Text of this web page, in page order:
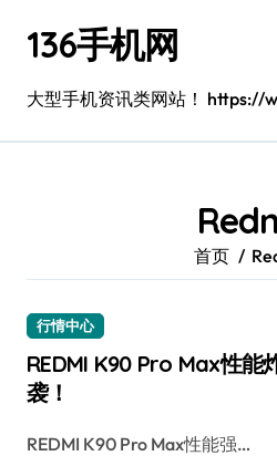
136手机网
大型手机资讯类网站！ https://
首页
行情中心
REDMI K90 Pro Max性能
袭！
REDMI K90 Pro Max性能强…